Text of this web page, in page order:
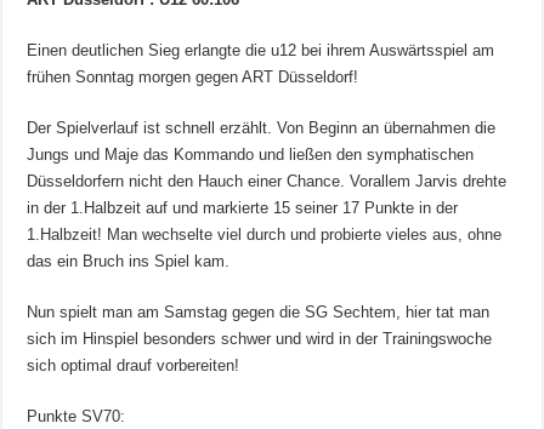
Einen deutlichen Sieg erlangte die u12 bei ihrem Auswärtsspiel am
frühen Sonntag morgen gegen ART Düsseldorf!
Der Spielverlauf ist schnell erzählt. Von Beginn an übernahmen die
Jungs und Maje das Kommando und ließen den symphatischen
Düsseldorfern nicht den Hauch einer Chance. Vorallem Jarvis drehte
in der 1.Halbzeit auf und markierte 15 seiner 17 Punkte in der
1.Halbzeit! Man wechselte viel durch und probierte vieles aus, ohne
das ein Bruch ins Spiel kam.
Nun spielt man am Samstag gegen die SG Sechtem, hier tat man
sich im Hinspiel besonders schwer und wird in der Trainingswoche
sich optimal drauf vorbereiten!
Punkte SV70: